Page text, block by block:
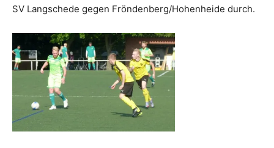
SV Langschede gegen Fröndenberg/Hohenheide durch.